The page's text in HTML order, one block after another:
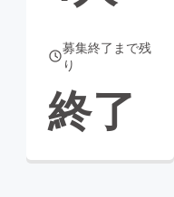
募集終了まで残
り
終了